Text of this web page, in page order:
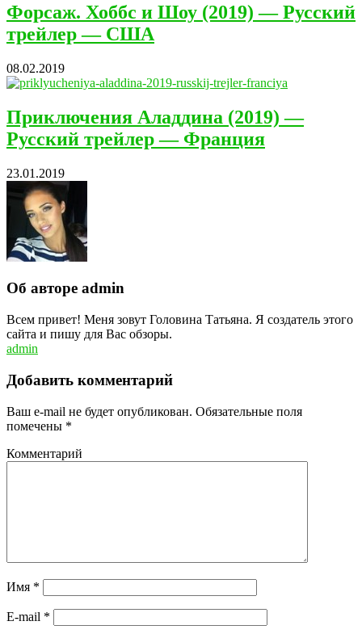
Форсаж. Хоббс и Шоу (2019) — Русский
трейлер — США
08.02.2019
Приключения Аладдина (2019) —
Русский трейлер — Франция
23.01.2019
Об авторе admin
Всем привет! Меня зовут Головина Татьяна. Я создатель этого
сайта и пишу для Вас обзоры.
admin
Добавить комментарий
Ваш e-mail не будет опубликован. Обязательные поля
помечены *
Комментарий
Имя *
E-mail *